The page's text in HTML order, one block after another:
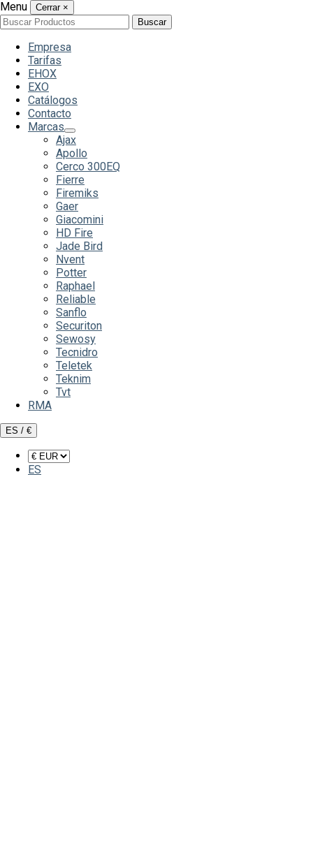
Menu Cerrar ×
Buscar
por:
Buscar
Empresa
Tarifas
EHOX
EXO
Catálogos
Contacto
Marcas
Ajax
Apollo
Cerco 300EQ
Fierre
Firemiks
Gaer
Giacomini
HD Fire
Jade Bird
Nvent
Potter
Raphael
Reliable
Sanflo
Securiton
Sewosy
Tecnidro
Teletek
Teknim
Tvt
RMA
ES / €
ES